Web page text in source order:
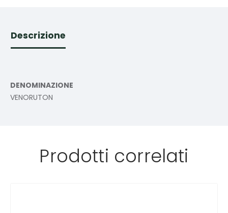
Descrizione
DENOMINAZIONE
VENORUTON
Prodotti correlati